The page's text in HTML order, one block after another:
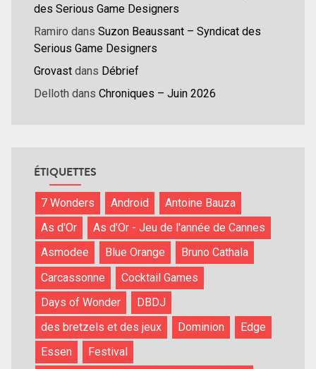
des Serious Game Designers
Ramiro dans Suzon Beaussant – Syndicat des
Serious Game Designers
Grovast dans Débrief
Delloth dans Chroniques – Juin 2026
ÉTIQUETTES
7 Wonders Android
Antoine Bauza
As d'Or
As d'Or - Jeu de l'année de Cannes
Asmodee
Blue Orange
Bruno Cathala
Carcassonne
Cocktail Games
Days of Wonder
DBDJ
des bretzels et des jeux
Dominion
Edge
Essen
Festival